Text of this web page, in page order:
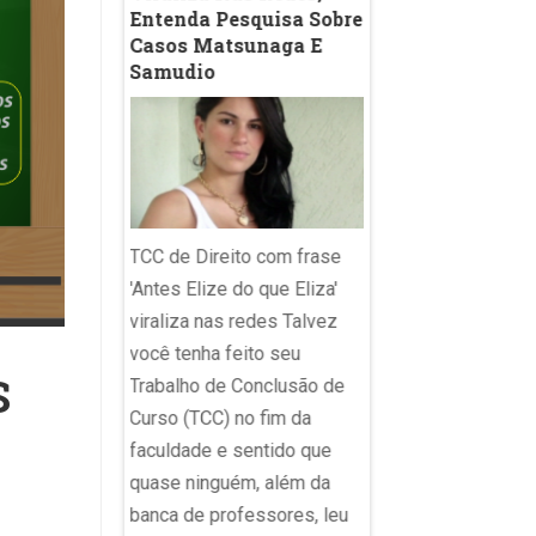
Entenda Pesquisa Sobre
Casos Matsunaga E
Samudio
TCC de Direito com frase
'Antes Elize do que Eliza'
viraliza nas redes Talvez
você tenha feito seu
Trabalho de Conclusão de
Curso (TCC) no fim da
faculdade e sentido que
quase ninguém, além da
banca de professores, leu